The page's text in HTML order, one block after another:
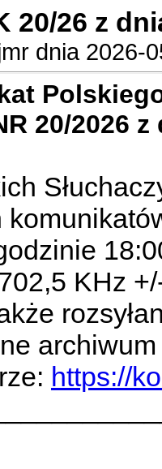
20/26 z
dnia 2026-
20/2026
KHz
https://